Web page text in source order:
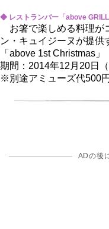
◆ レストランバー「above GRILL
お箸で楽しめる料理が
ン・キュイジーヌが提供
「above 1st Christmas」
期間：2014年12月20日
※別途アミューズ代500
ADの後